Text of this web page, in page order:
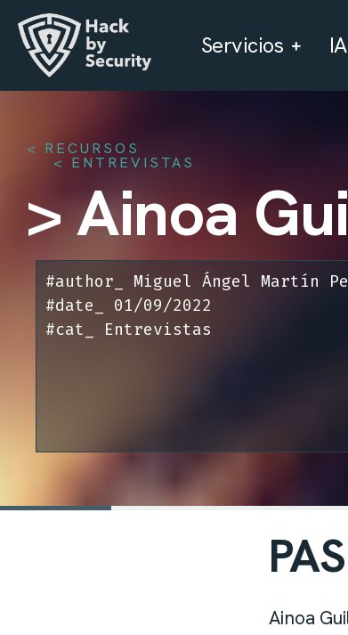
Servicios IA
< RECURSOS
ENTREVISTAS
> Ainoa
#author_
Miguel Ángel Martín
#date_
01/09/2022
#cat_
Entrevistas
Ainoa